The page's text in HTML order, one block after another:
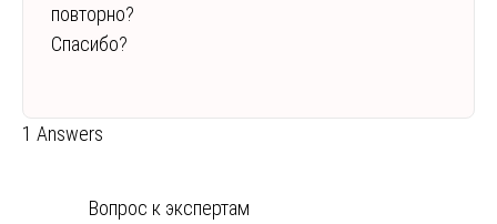
повторно?
Спасибо?
1 Answers
Вопрос к экспертам